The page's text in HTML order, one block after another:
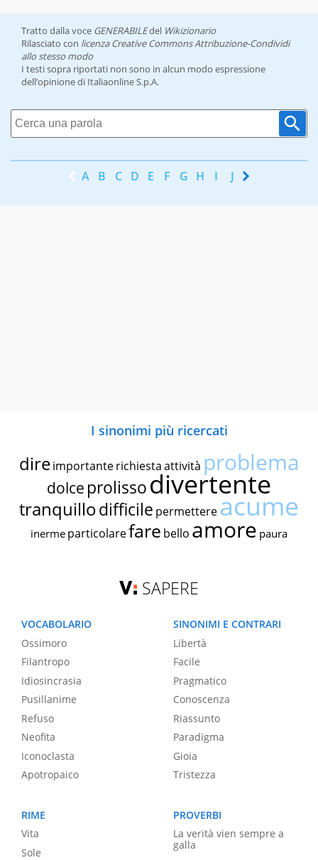
Tratto dalla voce GENERABILEdel Wikizionario
Rilasciato con licenza Creative Commons Attribuzione-Condividi
allo stesso modo
I testi sopra riportati non sono in alcun modo espressione
dell’opinione di Italiaonline S.p.A.
A B C D E F G H I J K
I sinonimi più ricercati
dire importante richiestaattività problema
dolce prolissodivertente
tranquillodifficile permettereacume
inerme particolarefare bello amore paura
SAPERE
VOCABOLARIO
Ossimoro
Filantropo
Idiosincrasia
Pusillanime
Refuso
Neofita
Iconoclasta
Apotropaico
SINONIMI E CONTRARI
Libertà
Facile
Pragmatico
Conoscenza
Riassunto
Paradigma
Gioia
Tristezza
RIME
Vita
Sole
PROVERBI
La verità vien sempre a
galla